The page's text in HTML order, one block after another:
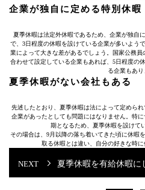
企業が独自に定める特別休暇
夏季休暇は法定外休暇であるため、企業が独自
で、3日程度の休暇を設けている企業が多いよう
業によって大きな差があるでしょう。国家公務
合わせて設定している企業もあれば、5日程度の
る企業もあり
夏季休暇がない会社もある
先述したとおり、夏季休暇は法によって定めら
企業があったとしても問題にはなりません。特
期となるため、夏季休暇を設けて
その場合は、9月以降の落ち着いてきた頃に休暇
取る休暇とは違い、自分の好きな時に
夏季休暇を有給休暇に